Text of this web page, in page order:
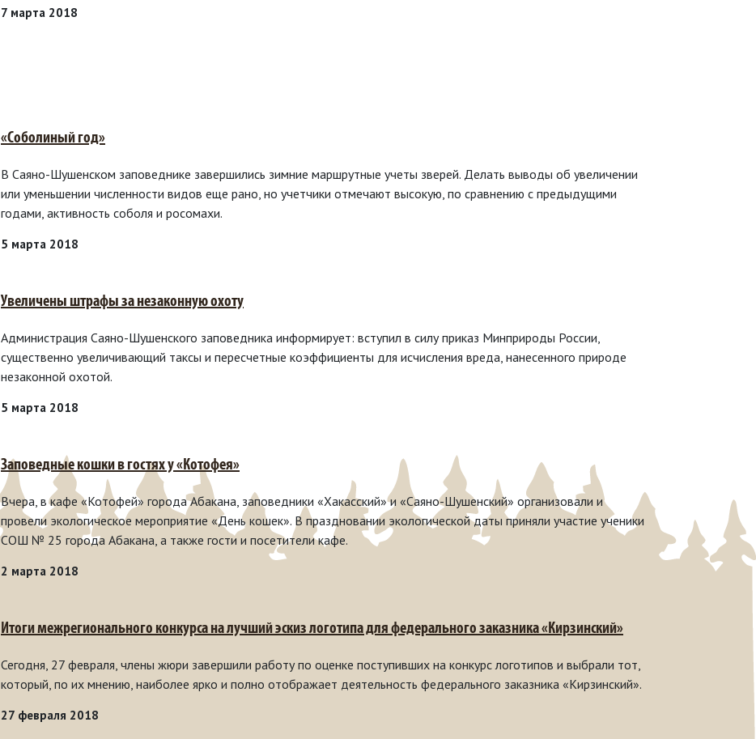
7 марта 2018
«Соболиный год»
В Саяно-Шушенском заповеднике завершились зимние маршрутные учеты зверей. Делать выводы об увеличении
или уменьшении численности видов еще рано, но учетчики отмечают высокую, по сравнению с предыдущими
годами, активность соболя и росомахи.
5 марта 2018
Увеличены штрафы за незаконную охоту
Администрация Саяно-Шушенского заповедника информирует: вступил в силу приказ Минприроды России,
существенно увеличивающий таксы и пересчетные коэффициенты для исчисления вреда, нанесенного природе
незаконной охотой.
5 марта 2018
Заповедные кошки в гостях у «Котофея»
Вчера, в кафе «Котофей» города Абакана, заповедники «Хакасский» и «Саяно-Шушенский» организовали и
провели экологическое мероприятие «День кошек». В праздновании экологической даты приняли участие ученики
СОШ № 25 города Абакана, а также гости и посетители кафе.
2 марта 2018
Итоги межрегионального конкурса на лучший эскиз логотипа для федерального заказника «Кирзинский»
Сегодня, 27 февраля, члены жюри завершили работу по оценке поступивших на конкурс логотипов и выбрали тот,
который, по их мнению, наиболее ярко и полно отображает деятельность федерального заказника «Кирзинский».
27 февраля 2018